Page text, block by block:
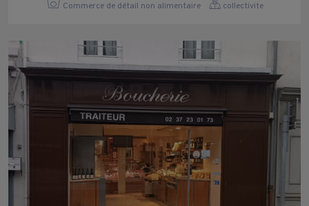
Commerce de détail non alimentaire collectivite